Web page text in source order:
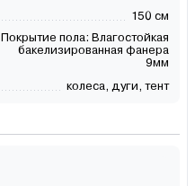
150 см
Покрытие пола: Влагостойкая
бакелизированная фанера
9мм
колеса, дуги, тент